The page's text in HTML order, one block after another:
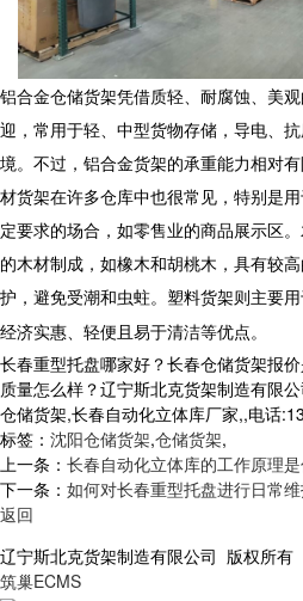
铝合金仓储货架凭借质轻、耐腐蚀、美
迎，常用于轻、中型货物存储，导电、
境。不过，铝合金货架的承重能力相对
材货架在许多仓库中也很常见，特别是
定要求的场合，如零售业的商品展示区
的木材制成，如橡木和胡桃木，具有较
护，避免受潮和虫蛀。塑料货架则主要
经济实惠、轻便且易于清洁等优点。
长春重型托盘哪家好？长春仓储货架报
质量怎么样？辽宁斯北克货架制造有限
仓储货架,长春自动化立体库厂家,,电话
标签： 沈阳仓储货架,仓储货架,
上一条： 长春自动化立体库的工作原理是
下一条： 如何对长春重型托盘进行日常
返回
辽宁斯北克货架制造有限公司 版权所有
筑巢ECMS